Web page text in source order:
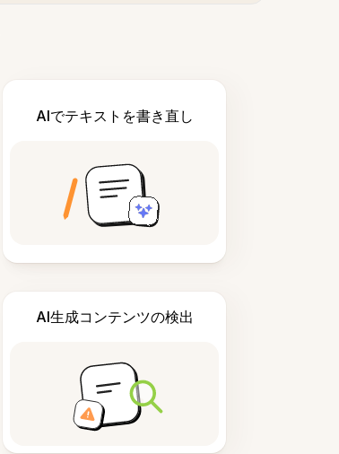
AIでテキストを書き直し
AI生成コンテンツの検出